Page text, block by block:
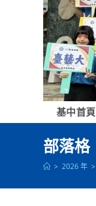
基中首頁
部落格
> 2026 年 >